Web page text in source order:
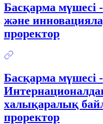
Басқарма
және
проректор
Басқарма мүшесі -
халықаралық
проректор